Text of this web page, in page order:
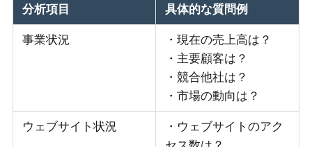
分析項目 具体的な質問例
事業状況
・現在の売上高は？
・主要顧客は？
・競合他社は？
・市場の動向は？
ウェブサイト状況
・ウェブサイトのアク